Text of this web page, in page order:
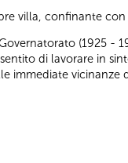
villa, confinante con
(1925 -
di lavorare in
immediate vicinanze